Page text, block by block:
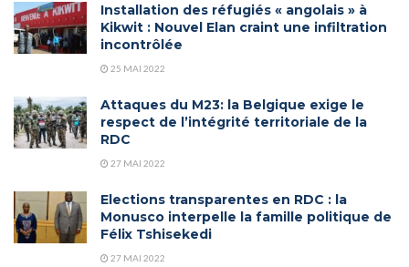
Installation des réfugiés « angolais » à
Kikwit : Nouvel Elan craint une infiltration
incontrôlée
25 MAI 2022
Attaques du M23: la Belgique exige le
respect de l’intégrité territoriale de la
RDC
27 MAI 2022
Elections transparentes en RDC : la
Monusco interpelle la famille politique de
Félix Tshisekedi
27 MAI 2022